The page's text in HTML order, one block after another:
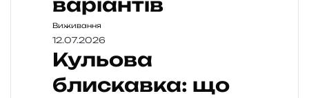
варіантів
Виживання
12.07.2026
Кульова
блискавка: що